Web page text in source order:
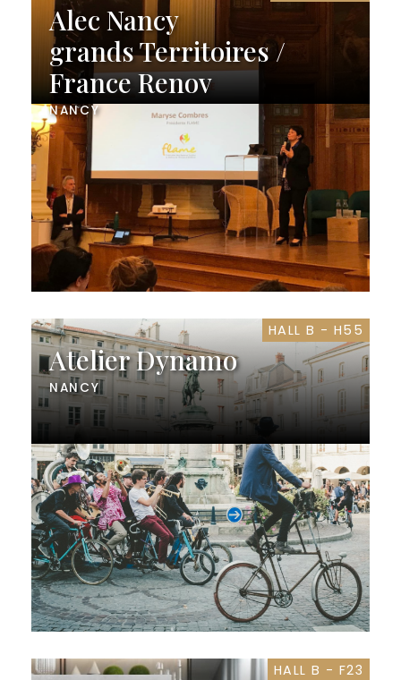
Alec Nancy
grands Territoires /
France Renov
NANCY
HALL B - H55
Atelier Dynamo
NANCY
HALL B - F23